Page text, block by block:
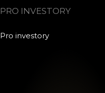
PRO INVESTORY
Pro investory